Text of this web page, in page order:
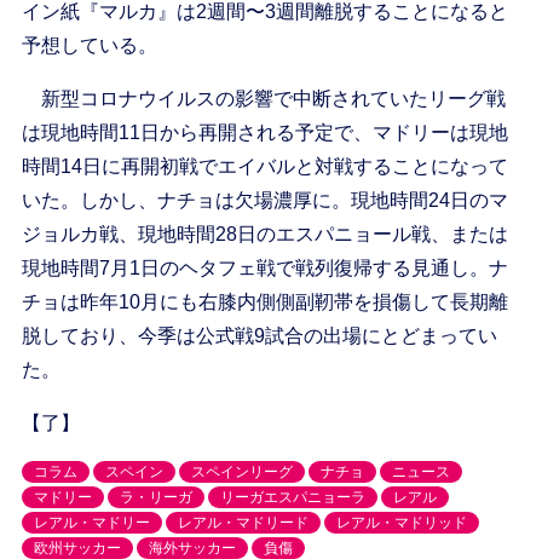
イン紙『マルカ』は2週間〜3週間離脱することになると
予想している。
新型コロナウイルスの影響で中断されていたリーグ戦
は現地時間11日から再開される予定で、マドリーは現地
時間14日に再開初戦でエイバルと対戦することになって
いた。しかし、ナチョは欠場濃厚に。現地時間24日のマ
ジョルカ戦、現地時間28日のエスパニョール戦、または
現地時間7月1日のヘタフェ戦で戦列復帰する見通し。ナ
チョは昨年10月にも右膝内側側副靭帯を損傷して長期離
脱しており、今季は公式戦9試合の出場にとどまってい
た。
【了】
コラム スペイン スペインリーグ ナチョ
ニュース
マドリー
ラ・リーガ リーガエスパニョーラ
レアル
レアル・マドリー
レアル・マドリード
レアル・マドリッド
欧州サッカー
海外サッカー 負傷